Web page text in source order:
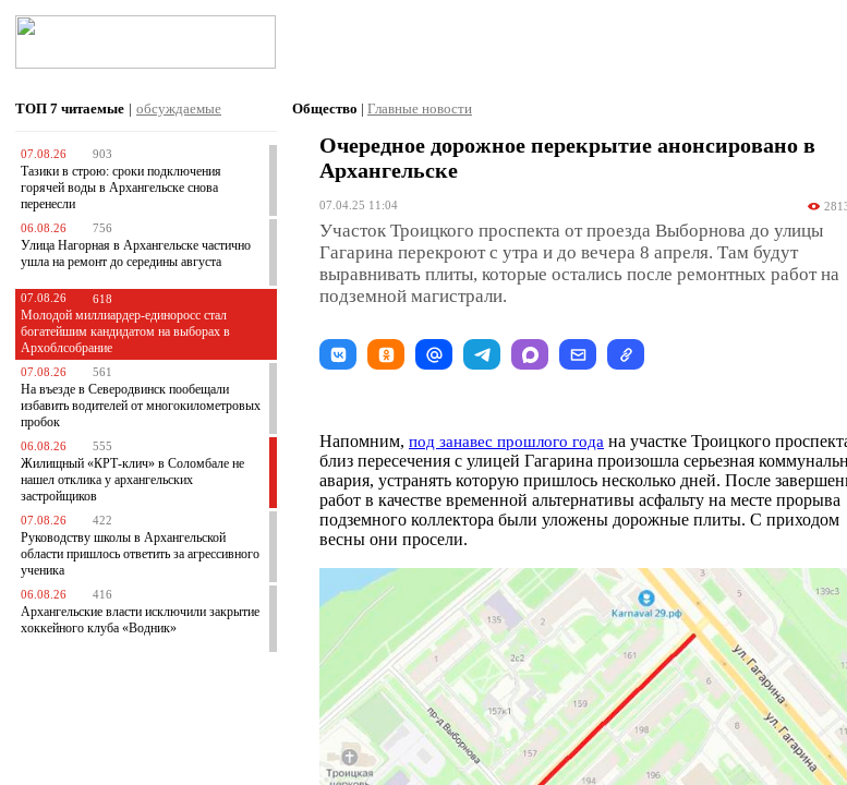
ТОП 7 читаемые | обсуждаемые
07.08.26 903
Тазики в строю: сроки подключения
горячей воды в Архангельске снова
перенесли
06.08.26 756
Улица Нагорная в Архангельске частично
ушла на ремонт до середины августа
07.08.26 618
Молодой миллиардер-единоросс стал
богатейшим кандидатом на выборах в
Архоблсобрание
07.08.26 561
На въезде в Северодвинск пообещали
избавить водителей от многокилометровых
пробок
06.08.26 555
Жилищный «КРТ-клич» в Соломбале не
нашел отклика у архангельских
застройщиков
07.08.26 422
Руководству школы в Архангельской
области пришлось ответить за агрессивного
ученика
06.08.26 416
Архангельские власти исключили закрытие
хоккейного клуба «Водник»
Общество | Главные новости
Очередное дорожное перекрытие анонсировано в
Архангельске
07.04.25 11:04
Участок Троицкого проспекта от проезда Выборнова до улицы
Гагарина перекроют с утра и до вечера 8 апреля. Там будут
выравнивать плиты, которые остались после ремонтных работ на
подземной магистрали.
Напомним, под занавес прошлого года на участке Троицкого
близ пересечения с улицей Гагарина произошла серьезная
авария, устранять которую пришлось несколько дней. После
работ в качестве временной альтернативы асфальту на месте прорыва
подземного коллектора были уложены дорожные плиты. С приходом
весны они просели.